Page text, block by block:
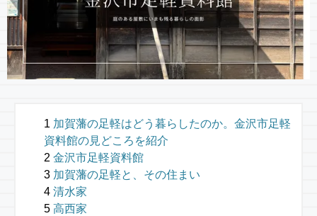
加賀藩の足軽はどう暮らしたのか。金沢市足軽
資料館の見どころを紹介
金沢市足軽資料館
加賀藩の足軽と、その住まい
清水家
高西家